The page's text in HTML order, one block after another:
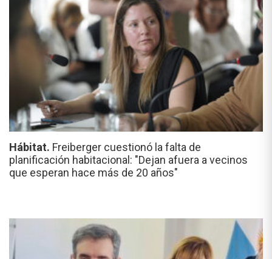
Hábitat. Freiberger cuestionó la falta de
planificación habitacional: "Dejan afuera a vecinos
que esperan hace más de 20 años"